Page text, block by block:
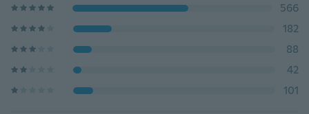
566
182
88
42
101